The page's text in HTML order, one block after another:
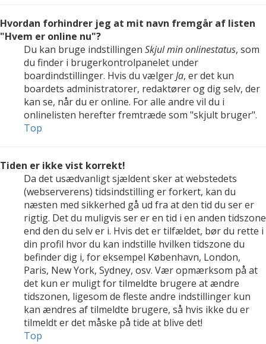
Hvordan forhindrer jeg at mit navn fremgår af listen
"Hvem er online nu"?
Du kan bruge indstillingen Skjul min onlinestatus, som
du finder i brugerkontrolpanelet under
boardindstillinger. Hvis du vælgerJa, er det kun
boardets administratorer, redaktører og dig selv, der
kan se, når du er online. For alle andre vil du i
onlinelisten herefter fremtræde som "skjult bruger".
Top
Tiden er ikke vist korrekt!
Da det usædvanligt sjældent sker at webstedets
(webserverens) tidsindstilling er forkert, kan du
næsten med sikkerhed gå ud fra at den tid du ser er
rigtig. Det du muligvis ser er en tid i en anden tidszone
end den du selv er i. Hvis det er tilfældet, bør du rette i
din profil hvor du kan indstille hvilken tidszone du
befinder dig i, for eksempel København, London,
Paris, New York, Sydney, osv. Vær opmærksom på at
det kun er muligt for tilmeldte brugere at ændre
tidszonen, ligesom de fleste andre indstillinger kun
kan ændres af tilmeldte brugere, så hvis ikke du er
tilmeldt er det måske på tide at blive det!
Top